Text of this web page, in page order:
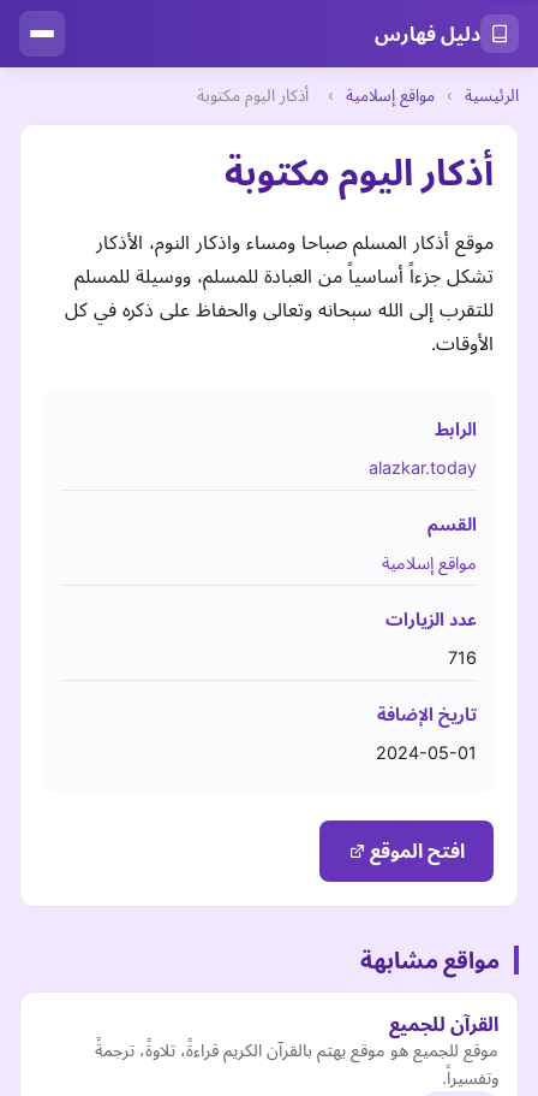
دليل فهارس
الرئيسية › مواقع إسلامية › أذكار اليوم مكتوبة
أذكار اليوم مكتوبة
موقع أذكار المسلم صباحا ومساء واذكار النوم، الأذكار
تشكل جزءاً أساسياً من العبادة للمسلم، ووسيلة للمسلم
للتقرب إلى الله سبحانه وتعالى والحفاظ على ذكره في كل
الأوقات.
الرابط
alazkar.today
القسم
مواقع إسلامية
عدد الزيارات
716
تاريخ الإضافة
2024-05-01
افتح الموقع
مواقع مشابهة
القرآن للجميع
موقع للجميع هو موقع يهتم بالقرآن الكريم قراءةً، تلاوةً، ترجمةً
وتفسيراً.